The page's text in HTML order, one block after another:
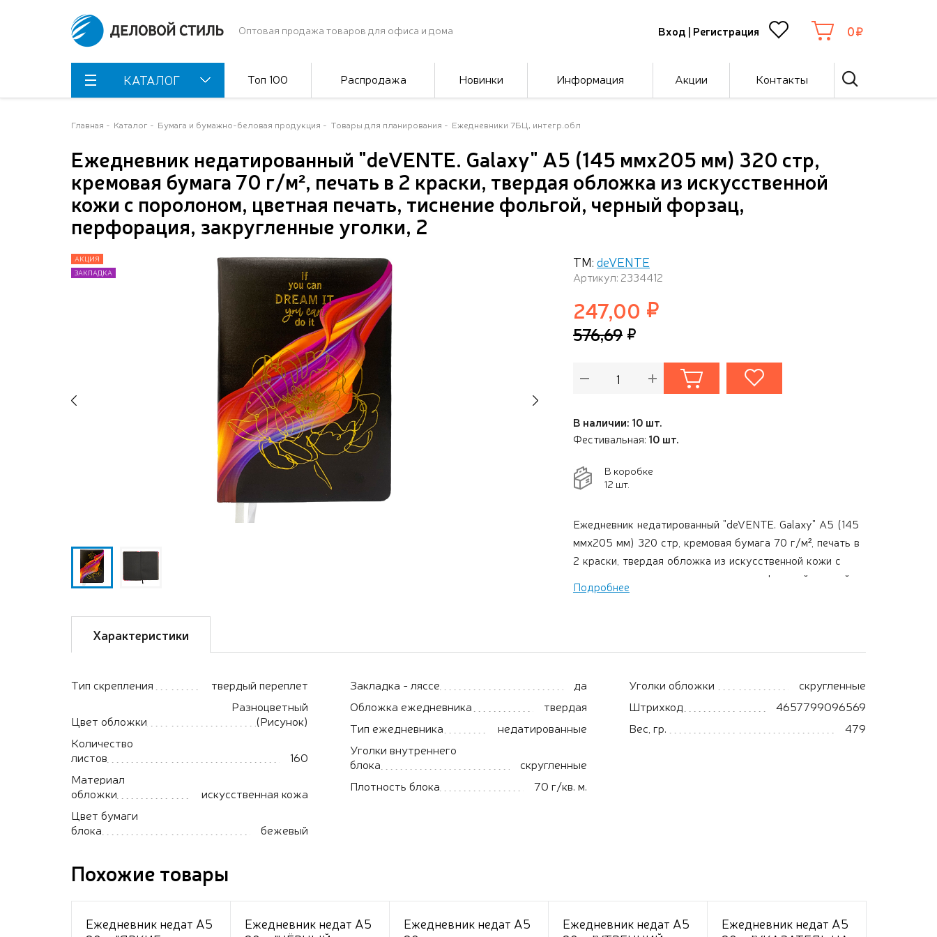
Оптовая продажа товаров для офиса и дома Вход | Регистрация 0
КАТАЛОГ Топ 100 Распродажа Новинки Информация Акции Контакты
Главная Каталог Бумага и бумажно-беловая продукция Товары для планирования Ежедневники 7БЦ, интегр.обл
Ежедневник недатированный "deVENTE. Galaxy" A5 (145 ммx205 мм) 320 стр,
кремовая бумага 70 г/м², печать в 2 краски, твердая обложка из искусственной
кожи с поролоном, цветная печать, тиснение фольгой, черный форзац,
перфорация, закругленные уголки, 2
АКЦИЯ
ЗАКЛАДКА
АКЦИЯ
ЗАКЛАДКА
АКЦИЯ
ЗАКЛАДКА
ТМ: deVENTE
Артикул: 2334412
247,00
576,69
В наличии: 10 шт.
Фестивальная: 10 шт.
В коробке
12 шт.
Ежедневник недатированный "deVENTE. Galaxy" A5 (145
ммx205 мм) 320 стр, кремовая бумага 70 г/м², печать в
2 краски, твердая обложка из искусственной кожи с
поролоном, цветная печать, тиснение фольгой, черный
форзац, перфорация, закругленные уголки, 2 ляссе, в
Подробнее
Характеристики
Тип скрепления твердый переплет
Цвет обложки
Разноцветный
(Рисунок)
Количество
листов
160
Материал
обложки
искусственная кожа
Цвет бумаги
блока
бежевый
Закладка - ляссе
да
Обложка ежедневника
твердая
Тип ежедневника
недатированные
Уголки внутреннего
блока
скругленные
Плотность блока
70 г/кв. м.
Уголки обложки
скругленные
Штрихкод
4657799096569
Вес, гр.
479
Похожие товары
Ежедневник недат А5
Ежедневник недат А5
Ежедневник недат А5
Ежедневник недат А5
Ежедневник недат А5